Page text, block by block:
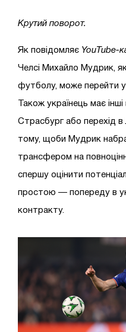
Крутий поворот.
Як повідомляє YouTube-
Челсі Михайло Мудрик,
футболу, може перейти у
Також українець має
Страсбург або перехід в
тому, щоби Мудрик
трансфером на
спершу оцінити
простою — попереду в
контракту.